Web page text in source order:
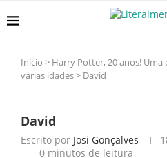
Início > Harry Potter, 20 anos!
várias idades> David
David
Escrito por Josi Gonçalves
0 minutos de leitura